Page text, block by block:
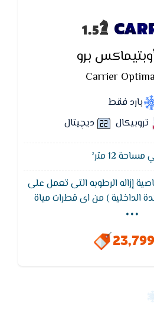
أوبتيماكس برو
Carrier
بارد فقط
تروبيكال ديچيتال
12 متر²
إزاله الرطوبه التى تعمل على
الداخلية ) من اى قطرات مياة
كريهة من الوحده الداخلية
...
23,799